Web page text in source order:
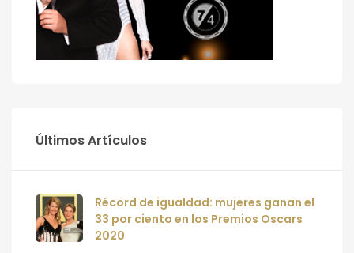
Últimos Artículos
Récord de igualdad: mujeres ganan el
33 por ciento en los Premios Oscars
2020